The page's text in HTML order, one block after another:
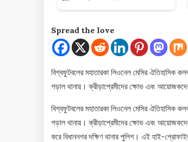
Spread the love
বিশ্বফুটবলের মহাতারকা লিওনেল মেসির ঐতিহাসিক
গড়াল থানায়। ক্রীড়াপ্রেমীদের ক্ষোভ এবং
বিশ্বফুটবলের মহাতারকা লিওনেল মেসির ঐতিহাসিক
গড়াল থানায়। ক্রীড়াপ্রেমীদের ক্ষোভ এবং
করে বিধাননগর দক্ষিণ থানার পুলিশ। এই হাই-